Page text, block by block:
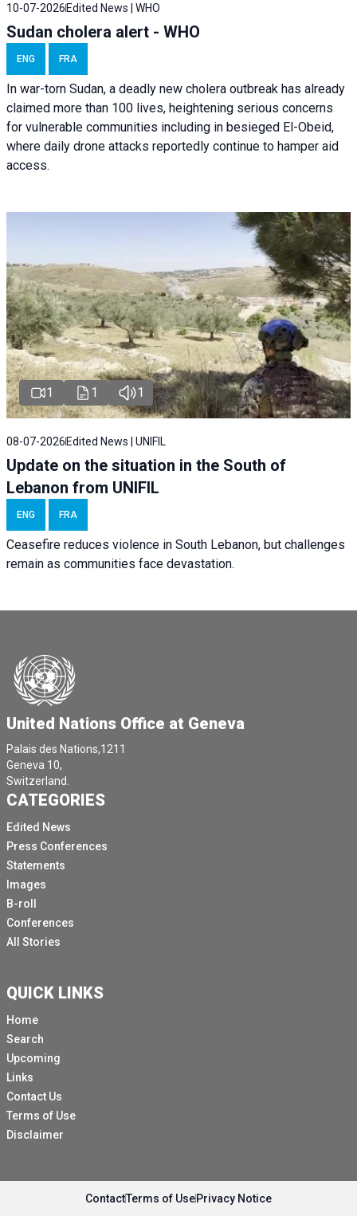
10-07-2026 Edited News | WHO
Sudan cholera alert - WHO
ENG FRA
In war-torn Sudan, a deadly new cholera outbreak has already
claimed more than 100 lives, heightening serious concerns
for vulnerable communities including in besieged El-Obeid,
where daily drone attacks reportedly continue to hamper aid
access.
1 1 1
08-07-2026 Edited News | UNIFIL
Update on the situation in the South of
Lebanon from UNIFIL
ENG FRA
Ceasefire reduces violence in South Lebanon, but challenges
remain as communities face devastation.
United Nations Office at Geneva
Palais des Nations,1211
Geneva 10,
Switzerland.
CATEGORIES
Edited News
Press Conferences
Statements
Images
B-roll
Conferences
All Stories
QUICK LINKS
Home
Search
Upcoming
Links
Contact Us
Terms of Use
Disclaimer
ContactTerms of UsePrivacy Notice